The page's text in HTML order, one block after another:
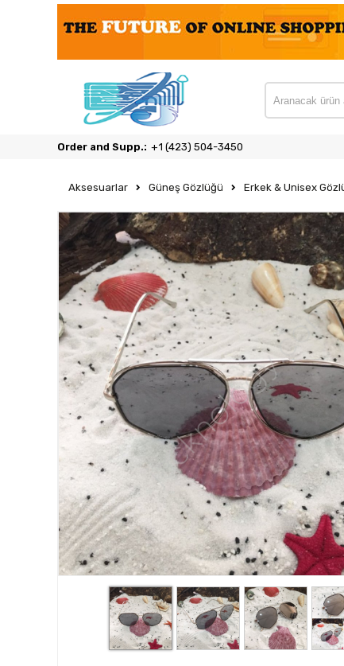
Order and Supp.: ‎+1 (423) 504-3450
Aksesuarlar Güneş Gözlüğü Erkek & Unisex